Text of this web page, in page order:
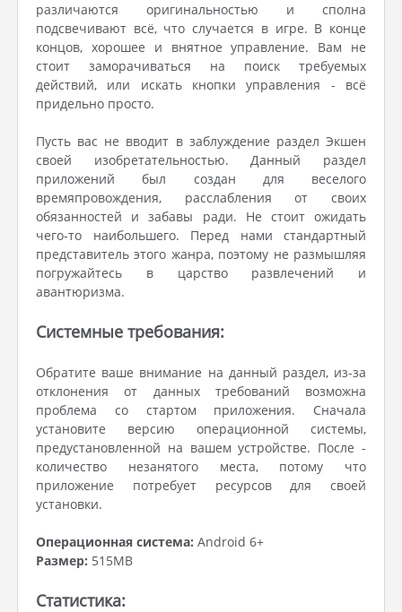
различаются оригинальностью и сполна
подсвечивают всё, что случается в игре. В конце
концов, хорошее и внятное управление. Вам не
стоит заморачиваться на поиск требуемых
действий, или искать кнопки управления - всё
придельно просто.
Пусть вас не вводит в заблуждение раздел Экшен
своей изобретательностью. Данный раздел
приложений был создан для веселого
времяпровождения, расслабления от своих
обязанностей и забавы ради. Не стоит ожидать
чего-то наибольшего. Перед нами стандартный
представитель этого жанра, поэтому не размышляя
погружайтесь в царство развлечений и
авантюризма.
Системные требования:
Обратите ваше внимание на данный раздел, из-за
отклонения от данных требований возможна
проблема со стартом приложения. Сначала
установите версию операционной системы,
предустановленной на вашем устройстве. После -
количество незанятого места, потому что
приложение потребует ресурсов для своей
установки.
Операционная система: Android 6+
Размер: 515MB
Статистика: